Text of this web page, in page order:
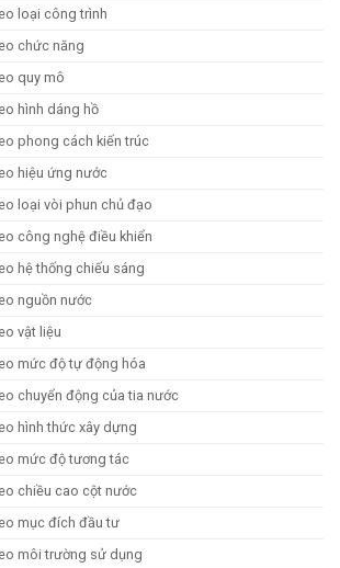
loại công trình
chức năng
quy mô
hình dáng hồ
phong cách kiến trúc
hiệu ứng nước
loại vòi phun chủ đạo
công nghệ điều khiển
hệ thống chiếu sáng
nguồn nước
vật liệu
mức độ tự động hóa
chuyển động của tia nước
hình thức xây dựng
mức độ tương tác
chiều cao cột nước
mục đích đầu tư
môi trường sử dụng